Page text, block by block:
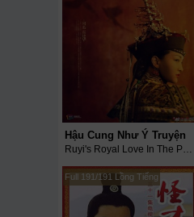
Hậu Cung Như Ý Truyện
Ruyi's Royal Love In The Palace (2017)
Full 191/191 Lồng Tiếng